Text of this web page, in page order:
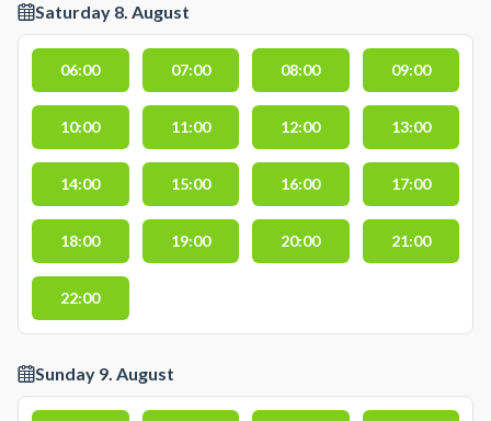
Saturday 8. August
06:00 07:00 08:00 09:00
10:00 11:00 12:00 13:00
14:00 15:00 16:00 17:00
18:00 19:00 20:00 21:00
22:00
Sunday 9. August